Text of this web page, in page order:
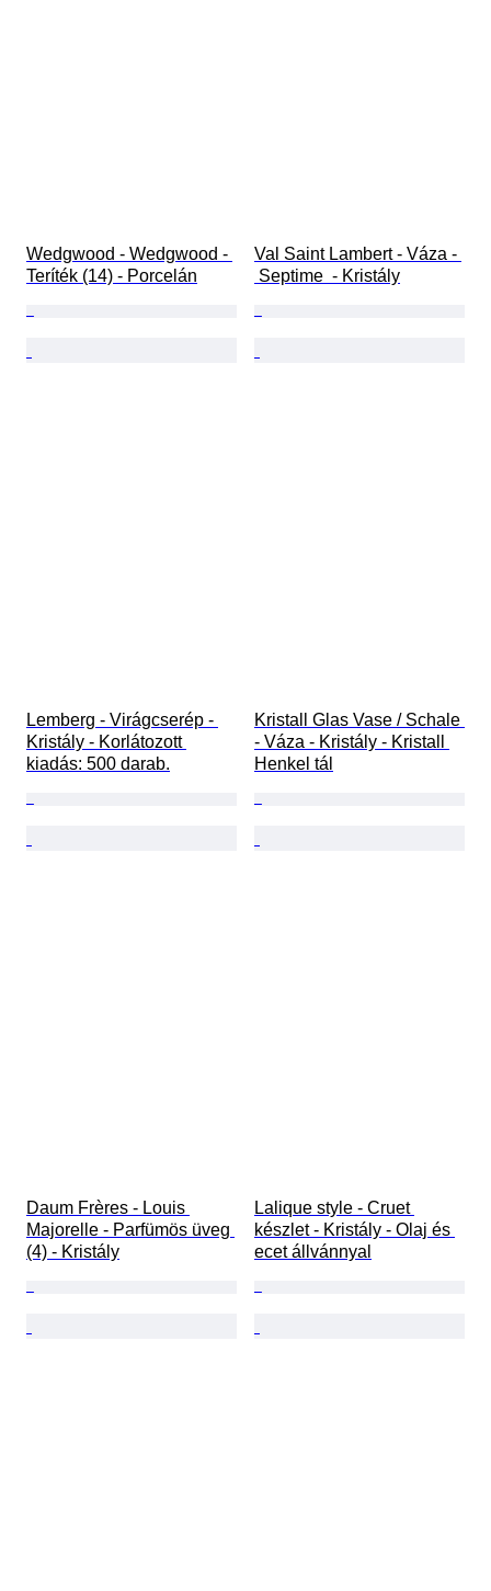
Wedgwood - Wedgwood -
Teríték (14) - Porcelán
Val Saint Lambert - Váza -
Septime  - Kristály
Lemberg - Virágcserép -
Kristály - Korlátozott
kiadás: 500 darab.
Kristall Glas Vase / Schale
- Váza - Kristály - Kristall
Henkel tál
Daum Frères - Louis
Majorelle - Parfümös üveg
(4) - Kristály
Lalique style - Cruet
készlet - Kristály - Olaj és
ecet állvánnyal